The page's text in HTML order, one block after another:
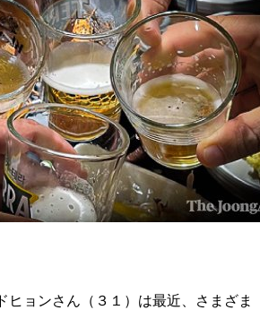
ヒョンさん（３１）は最近、さまざま